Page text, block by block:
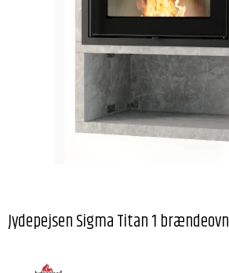
Jydepejsen Sigma Titan 1 brændeovn